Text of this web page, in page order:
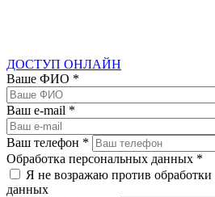
ДОСТУП ОНЛАЙН
Ваше ФИО *
Ваш e-mail *
Ваш телефон *
Обработка персональных данных *
Я не возражаю против
данных